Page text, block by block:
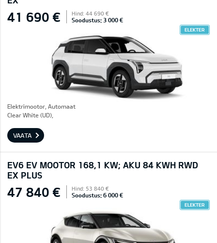
41 690 € Hind: 44 690 €
Soodustus: 3 000 €
ELEKTER
Elektrimootor, Automaat
Clear White (UD),
VAATA
EV6 EV MOOTOR 168,1 KW; AKU 84 KWH RWD
EX PLUS
47 840 € Hind: 53 840 €
Soodustus: 6 000 €
ELEKTER